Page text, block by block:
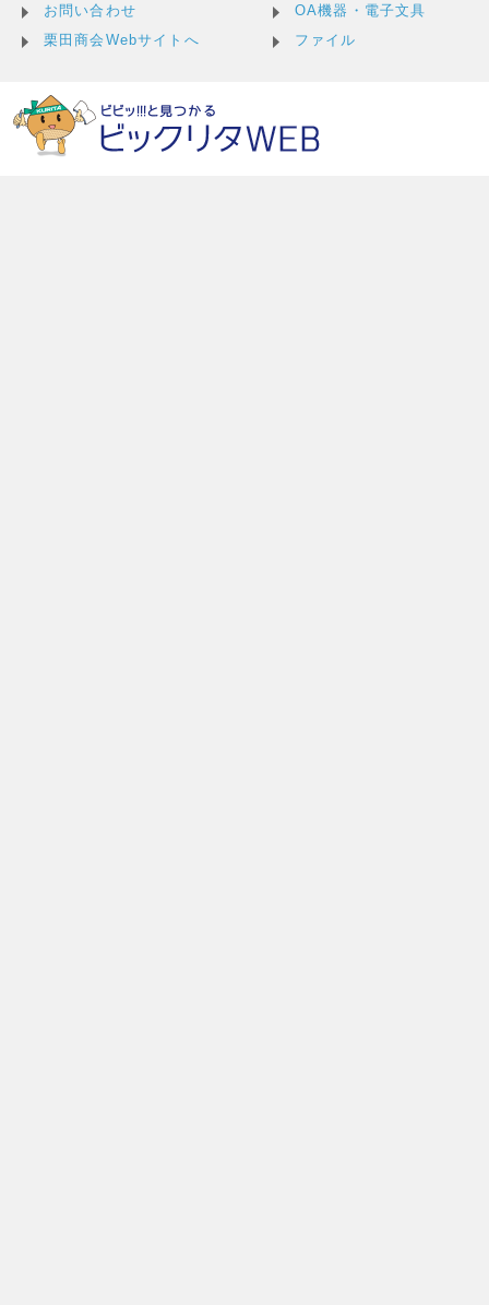
お問い合わせ
栗田商会Webサイトへ
OA機器・電子文具
ファイル